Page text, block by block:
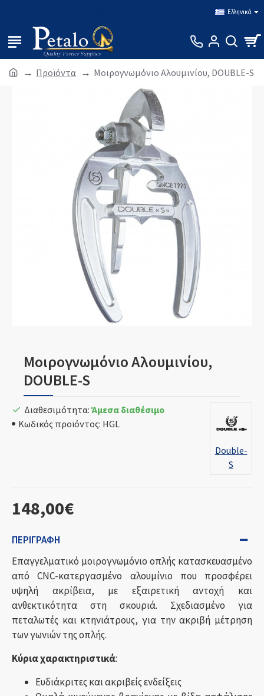
Ελληνικά
Προϊόντα Μοιρογνωμόνιο Αλουμινίου, DOUBLE-S
Μοιρογνωμόνιο Αλουμινίου,
DOUBLE-S
148,00€
Διαθεσιμότητα: Άμεσα διαθέσιμο
Κωδικός προϊόντος: HGL
Double-
S
ΠΕΡΙΓΡΑΦΉ
Επαγγελματικό μοιρογνωμόνιο οπλής κατασκευασμένο
από CNC-κατεργασμένο αλουμίνιο που προσφέρει
υψηλή ακρίβεια, με εξαιρετική αντοχή και
ανθεκτικότητα στη σκουριά. Σχεδιασμένο για
πεταλωτές και κτηνιάτρους, για την ακριβή μέτρηση
των γωνιών της οπλής.
Κύρια χαρακτηριστικά:
Ευδιάκριτες και ακριβείς ενδείξεις